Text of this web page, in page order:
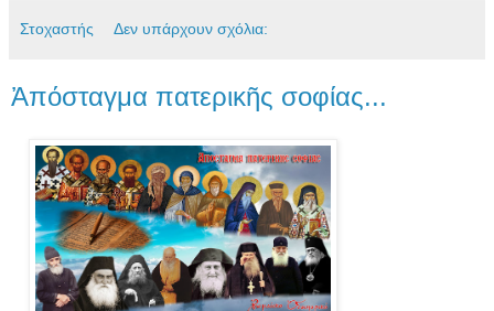
Στοχαστής Δεν υπάρχουν σχόλια:
Ἀπόσταγμα πατερικῆς σοφίας...